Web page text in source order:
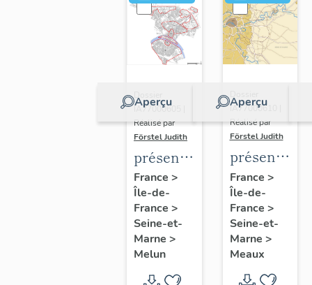
Aperçu
IA77000605 |
Réalisé par
Förstel Judith
présentation
de
l'étude
du
patrimoine
de
Melun
France >
Île-de-
France >
Seine-et-
Marne >
Melun
Aperçu
IA77000610 |
Réalisé par
Förstel Judith
de
l'étude
du
patrimoine
de
Meaux
France >
Île-de-
France >
Seine-et-
Marne >
Meaux